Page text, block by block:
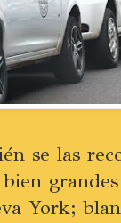
se las
York;